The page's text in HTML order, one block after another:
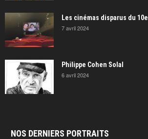
Les cinémas disparus du 10e
7 avril 2024
Philippe Cohen Solal
6 avril 2024
NOS DERNIERS PORTRAITS